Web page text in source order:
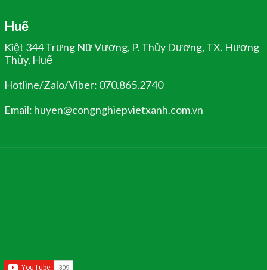
Huế
Kiệt 344 Trưng Nữ Vương, P. Thủy Dương, TX. Hương
Thủy, Huế
Hotline/Zalo/Viber: 070.865.2740
Email: huyen@congnghiepvietxanh.com.vn